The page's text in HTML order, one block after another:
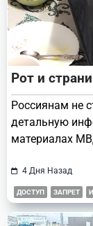
Рот и
Россиянам не
детальную
материалах
4 Дня Назад
ДОСТУП ЗАПРЕТ